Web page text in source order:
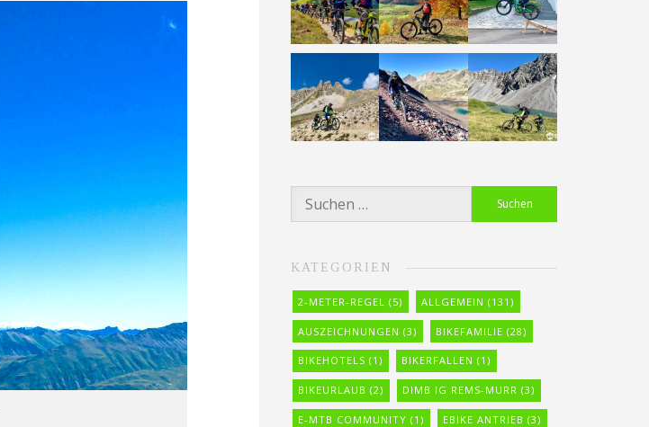
Suchen
nach:
KATEGORIEN
2-METER-REGEL (5) ALLGEMEIN (131)
AUSZEICHNUNGEN (3) BIKEFAMILIE (28)
BIKEHOTELS (1) BIKERFALLEN (1)
BIKEURLAUB (2) DIMB IG REMS-MURR (3)
E-MTB COMMUNITY (1) EBIKE ANTRIEB (3)